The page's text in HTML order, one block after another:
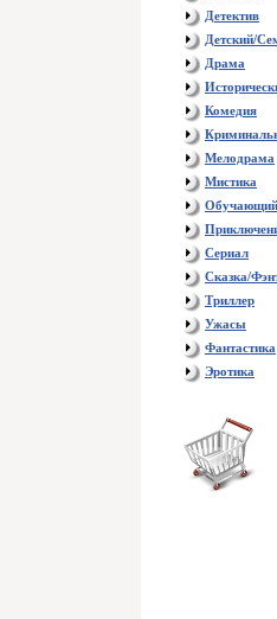
Детектив
Детский/
Драма
Комедия
Мелодрама
Мистика
Обучающий
Сериал
Сказка/
Триллер
Ужасы
Фантастика
Эротика